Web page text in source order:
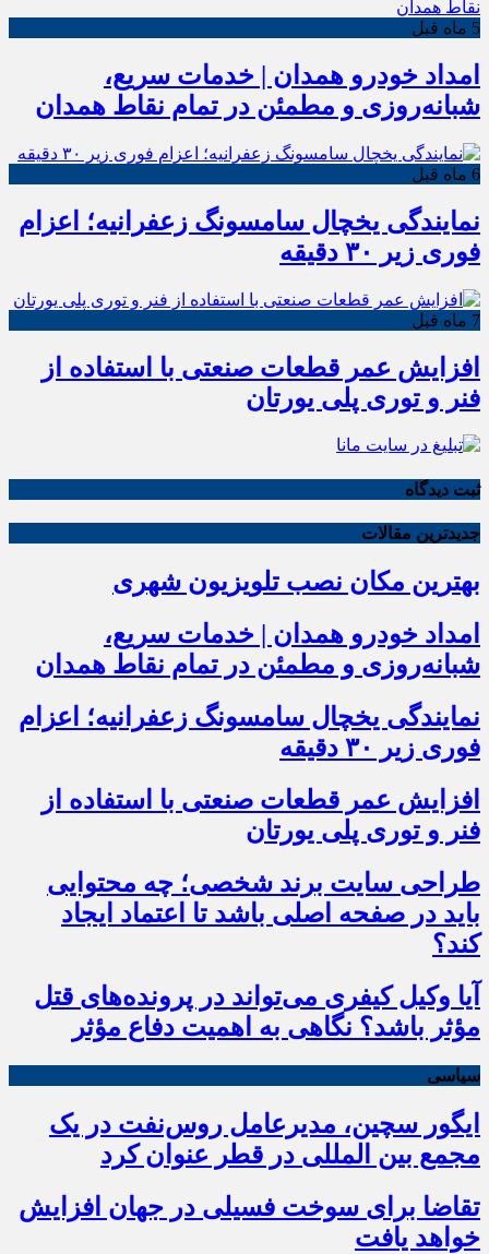
5 ماه قبل
امداد خودرو همدان | خدمات سریع،
شبانه‌روزی و مطمئن در تمام نقاط همدان
6 ماه قبل
نمایندگی یخچال سامسونگ زعفرانیه؛ اعزام
فوری زیر ۳۰ دقیقه
7 ماه قبل
افزایش عمر قطعات صنعتی با استفاده از
فنر و توری پلی یورتان
ثبت دیدگاه
جدیدترین مقالات
بهترین مکان نصب تلویزیون شهری
امداد خودرو همدان | خدمات سریع،
شبانه‌روزی و مطمئن در تمام نقاط همدان
نمایندگی یخچال سامسونگ زعفرانیه؛ اعزام
فوری زیر ۳۰ دقیقه
افزایش عمر قطعات صنعتی با استفاده از
فنر و توری پلی یورتان
طراحی سایت برند شخصی؛ چه محتوایی
باید در صفحه اصلی باشد تا اعتماد ایجاد
کند؟
آیا وکیل کیفری می‌تواند در پرونده‌های قتل
مؤثر باشد؟ نگاهی به اهمیت دفاع مؤثر
سیاسی
ایگور سچین، مدیرعامل روس‌نفت در یک
مجمع بین المللی در قطر عنوان کرد
تقاضا برای سوخت فسیلی در جهان افزایش
خواهد یافت